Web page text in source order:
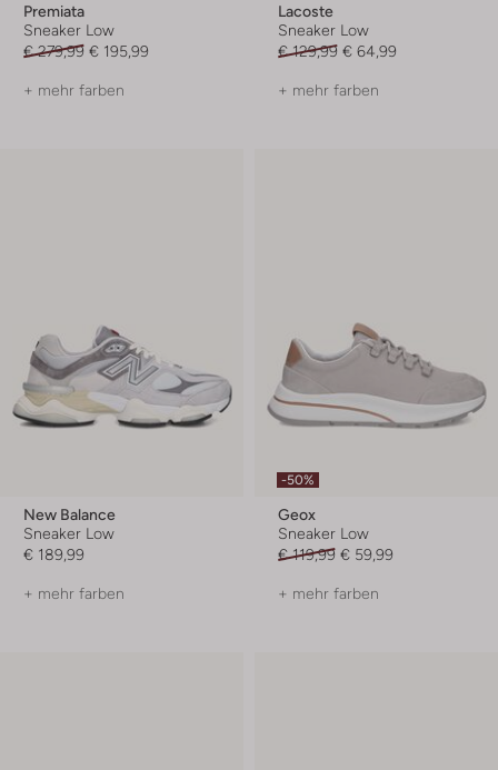
Premiata
Sneaker Low
€ 279,99 € 195,99
+ mehr farben
Lacoste
Sneaker Low
€ 129,99 € 64,99
+ mehr farben
New Balance
Sneaker Low
€ 189,99
+ mehr farben
-50%
Geox
Sneaker Low
€ 119,99 € 59,99
+ mehr farben